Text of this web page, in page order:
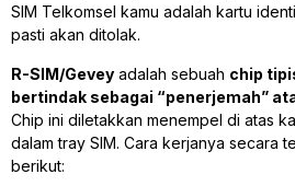
SIM Telkomsel kamu adalah kartu
pasti akan ditolak.
R-SIM/Gevey adalah sebuah chip
bertindak sebagai “penerjemah”
Chip ini diletakkan menempel di atas
dalam tray SIM. Cara kerjanya secara
berikut: